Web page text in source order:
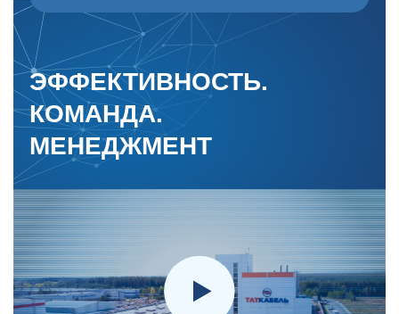
ЭФФЕКТИВНОСТЬ.
КОМАНДА.
МЕНЕДЖМЕНТ